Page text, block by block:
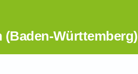
(Baden-Württemberg)